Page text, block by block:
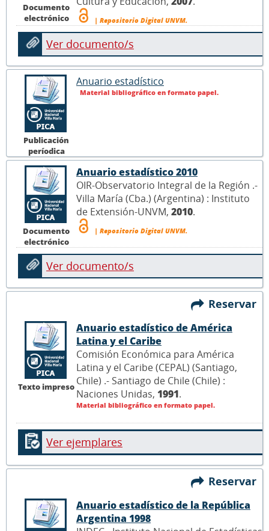
Documento
electrónico
| Repositorio Digital UNVM.
Ver documento/s
Publicación
períodica
Anuario estadístico
Material bibliográfico en formato papel.
Documento
electrónico
Anuario estadístico 2010
OIR-Observatorio Integral de la Región .-
Villa María (Cba.) (Argentina) : Instituto
de Extensión-UNVM, 2010.
| Repositorio Digital UNVM.
Ver documento/s
Reservar
Texto impreso
Anuario estadístico de América
Latina y el Caribe
Comisión Económica para América
Latina y el Caribe (CEPAL) (Santiago,
Chile) .- Santiago de Chile (Chile) :
Naciones Unidas, 1991.
Material bibliográfico en formato papel.
Ver ejemplares
Reservar
Anuario estadístico de la República
Argentina 1998